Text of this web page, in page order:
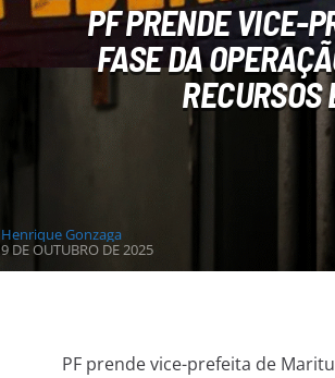
PF PRENDE VICE-
FASE DA
RECURSOS
Henrique Gonzaga
9 DE OUTUBRO DE 2025
PF prende vice-prefeita de